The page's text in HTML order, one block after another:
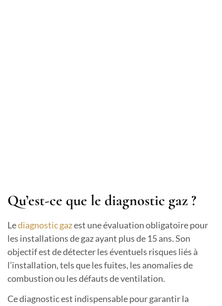
Qu’est-ce que le diagnostic gaz ?
Lediagnostic gazest une évaluation obligatoire pour
les installations de gaz ayant plus de 15 ans. Son
objectif est de détecter les éventuels risques liés à
l’installation, tels que les fuites, les anomalies de
combustion ou les défauts de ventilation.
Ce diagnostic est indispensable pour garantir la